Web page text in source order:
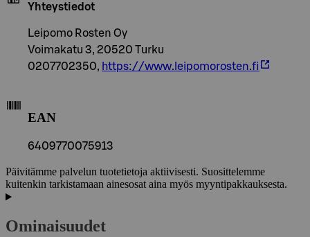
Yhteystiedot
Leipomo Rosten Oy
Voimakatu 3, 20520 Turku
0207702350, https://www.leipomorosten.fi
EAN
6409770075913
Päivitämme palvelun tuotetietoja aktiivisesti. Suosittelemme
kuitenkin tarkistamaan ainesosat aina myös myyntipakkauksesta.
Ominaisuudet